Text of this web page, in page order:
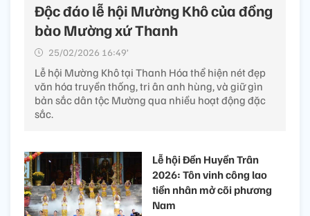
Độc đáo lễ hội Mường Khô của đồng
bào Mường xứ Thanh
25/02/2026 16:49’
Lễ hội Mường Khô tại Thanh Hóa thể hiện nét đẹp
văn hóa truyền thống, tri ân anh hùng, và giữ gìn
bản sắc dân tộc Mường qua nhiều hoạt động đặc
sắc.
Lễ hội Đền Huyền Trân
2026: Tôn vinh công lao
tiền nhân mở cõi phương
Nam